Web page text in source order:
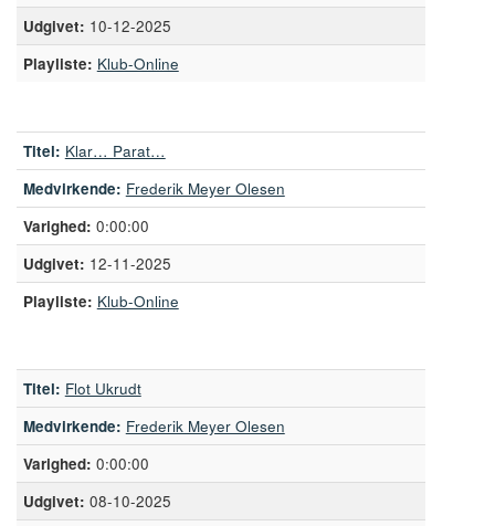
10-12-2025
Playliste: Klub-Online
Titel: Klar… Parat…
Medvirkende: Frederik Meyer Olesen
0:00:00
12-11-2025
Playliste: Klub-Online
Titel: Flot Ukrudt
Medvirkende: Frederik Meyer Olesen
0:00:00
08-10-2025